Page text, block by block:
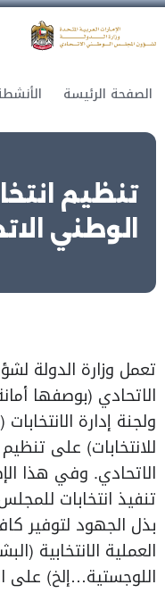
الصفحة الرئيسة
تنظيم
الوطني
تعمل وزارة الدولة
الاتحادي (بوصفها
ولجنة إدارة
للانتخابات) على
الاتحادي. وفي هذا
تنفيذ انتخابات
بذل الجهود لتوفير
العملية الانتخابية
اللوجستية…إلخ) على